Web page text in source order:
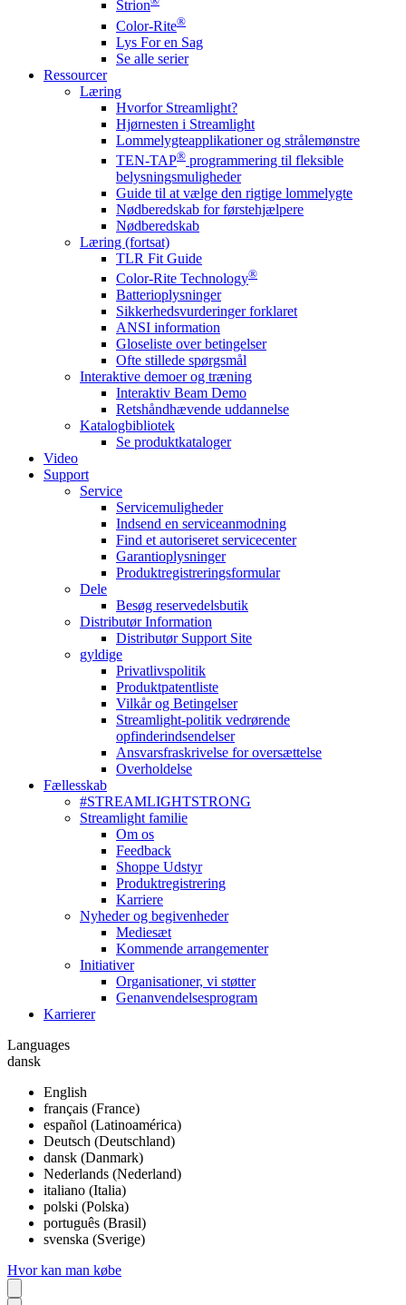
Strion
Color-Rite®
Lys For en Sag
Se alle serier
Ressourcer
Læring
Hvorfor Streamlight?
Hjørnesten i Streamlight
Lommelygteapplikationer og strålemønstre
TEN-TAP® programmering til fleksible
belysningsmuligheder
Guide til at vælge den rigtige lommelygte
Nødberedskab for førstehjælpere
Nødberedskab
Læring (fortsat)
TLR Fit Guide
Color-Rite Technology®
Batterioplysninger
Sikkerhedsvurderinger forklaret
ANSI information
Gloseliste over betingelser
Ofte stillede spørgsmål
Interaktive demoer og træning
Interaktiv Beam Demo
Retshåndhævende uddannelse
Katalogbibliotek
Se produktkataloger
Video
Support
Service
Servicemuligheder
Indsend en serviceanmodning
Find et autoriseret servicecenter
Garantioplysninger
Produktregistreringsformular
Dele
Besøg reservedelsbutik
Distributør Information
Distributør Support Site
gyldige
Privatlivspolitik
Produktpatentliste
Vilkår og Betingelser
Streamlight-politik vedrørende
opfinderindsendelser
Ansvarsfraskrivelse for oversættelse
Overholdelse
Fællesskab
#STREAMLIGHTSTRONG
Streamlight familie
Om os
Feedback
Shoppe Udstyr
Produktregistrering
Karriere
Nyheder og begivenheder
Mediesæt
Kommende arrangementer
Initiativer
Organisationer, vi støtter
Genanvendelsesprogram
Karrierer
Languages
dansk
English
français (France)
español (Latinoamérica)
Deutsch (Deutschland)
dansk (Danmark)
Nederlands (Nederland)
italiano (Italia)
polski (Polska)
português (Brasil)
svenska (Sverige)
Hvor kan man købe